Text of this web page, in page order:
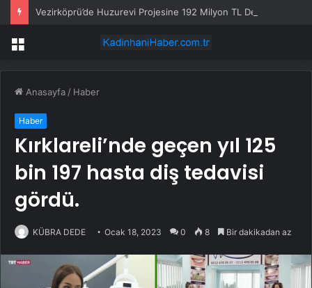
Vezirköprü’de Huzurevi Projesine 192 Milyon TL Destek
Menü
Anasayfa / Haber
Haber
Kırklareli’nde geçen yıl 125
bin 197 hasta diş tedavisi
gördü.
KÜBRA DEDE Ocak 18, 2023 0 8 Bir dakikadan az